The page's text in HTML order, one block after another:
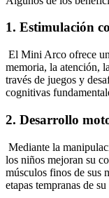
1. Estimulación
El Mini Arco ofrece
memoria, la atención,
través de juegos y
cognitivas
2. Desarrollo
Mediante la
los niños mejoran su
músculos finos de sus
etapas tempranas de